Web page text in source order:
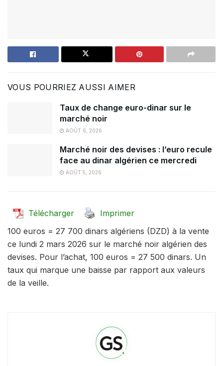
VOUS POURRIEZ AUSSI AIMER
Taux de change euro-dinar sur le
marché noir
AOÛT 6, 2026
Marché noir des devises : l’euro recule
face au dinar algérien ce mercredi
AOÛT 5, 2026
Télécharger
Imprimer
100 euros = 27 700 dinars algériens (DZD) à la vente
ce lundi 2 mars 2026 sur le marché noir algérien des
devises. Pour l’achat, 100 euros = 27 500 dinars. Un
taux qui marque une baisse par rapport aux valeurs
de la veille.